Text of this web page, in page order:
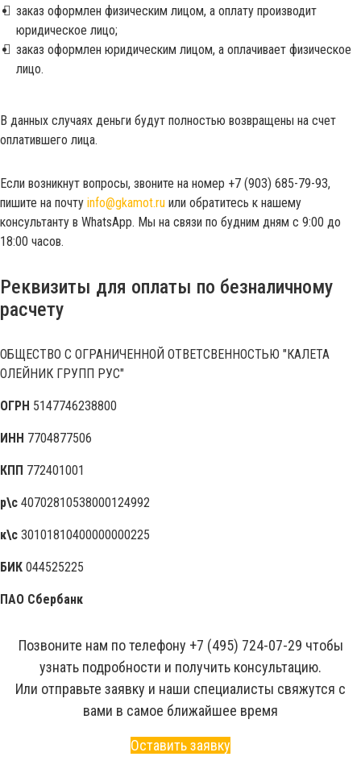
заказ оформлен физическим лицом, а оплату производит
юридическое лицо;
заказ оформлен юридическим лицом, а оплачивает физическое
лицо.
В данных случаях деньги будут полностью возвращены на счет
оплатившего лица.
Если возникнут вопросы, звоните на номер +7 (903) 685-79-93,
пишите на почту info@gkamot.ru или обратитесь к нашему
консультанту в WhatsApp. Мы на связи по будним дням с 9:00 до
18:00 часов.
Реквизиты для оплаты по безналичному
расчету
ОБЩЕСТВО С ОГРАНИЧЕННОЙ ОТВЕТСВЕННОСТЬЮ "КАЛЕТА
ОЛЕЙНИК ГРУПП РУС"
ОГРН 5147746238800
ИНН 7704877506
КПП 772401001
р\с 40702810538000124992
к\с 30101810400000000225
БИК 044525225
ПАО Сбербанк
Позвоните нам по телефону +7 (495) 724-07-29 чтобы
узнать подробности и получить консультацию.
Или отправьте заявку и наши специалисты свяжутся с
вами в самое ближайшее время
Оставить заявку